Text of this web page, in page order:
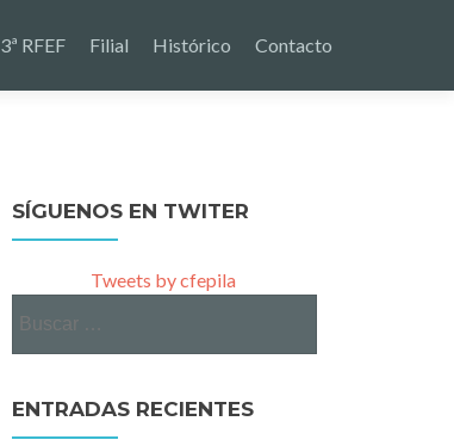
3ª RFEF Filial Histórico Contacto
SÍGUENOS EN TWITER
Tweets by cfepila
ENTRADAS RECIENTES